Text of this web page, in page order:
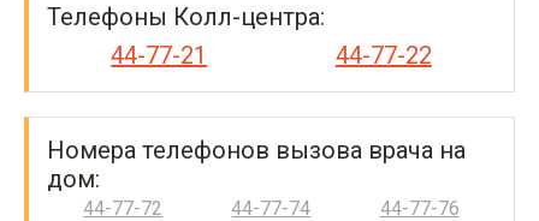
Телефоны Колл-центра:
44-77-21
44-77-22
Номера телефонов вызова врача на
дом:
44-77-72
44-77-74
44-77-76